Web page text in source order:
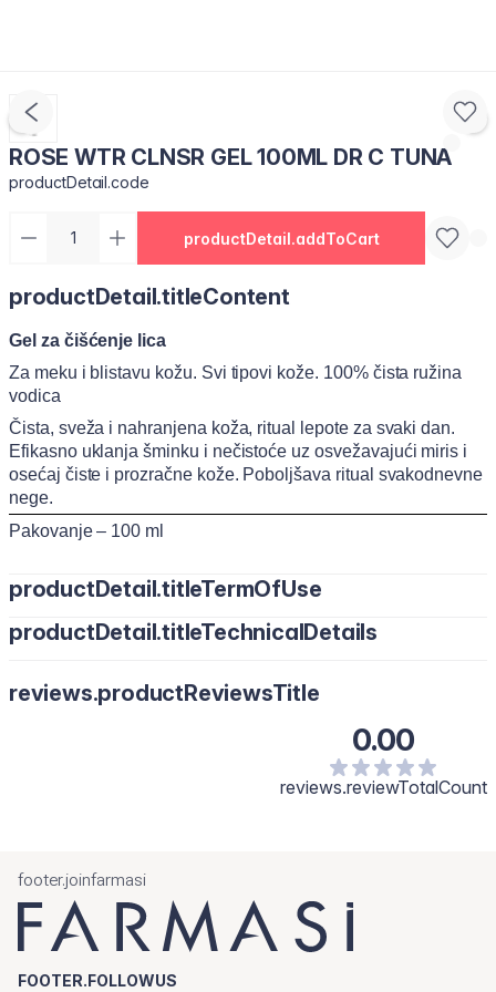
ROSE WTR CLNSR GEL 100ML DR C TUNA
productDetail.code
productDetail.addToCart
productDetail.titleContent
Gel za čišćenje lica
Za meku i blistavu kožu. Svi tipovi kože. 100% čista ružina
vodica
Čista, sveža i nahranjena koža, ritual lepote za svaki dan.
Efikasno uklanja šminku i nečistoće uz osvežavajući miris i
osećaj čiste i prozračne kože. Poboljšava ritual svakodnevne
nege.
Pakovanje – 100 ml
productDetail.titleTermOfUse
Nanesite malu količinu na vlažnu kožu i nežno masirajte
Koristite svakodnevno, ujutru i uveče, kao prvi korak u vašoj
rutini nege kože.
productDetail.titleTechnicalDetails
reviews.productReviewsTitle
0.00
reviews.reviewTotalCount
footer.joinfarmasi
FOOTER.FOLLOWUS